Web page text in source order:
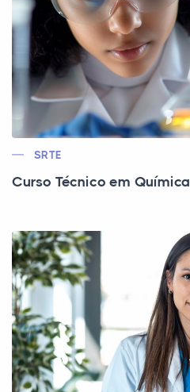
SRTE
Curso Técnico em Química